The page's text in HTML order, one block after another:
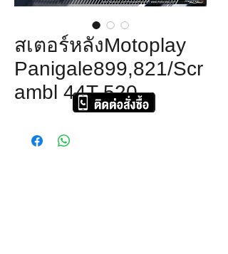
สเตอร์หลังMotoplay
Panigale899,821/Scr
ambl 44T 520